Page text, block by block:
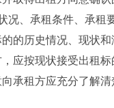
况、承租条件、承租
的历史情况、现状
应按现状接受出租
承租方应充分了解